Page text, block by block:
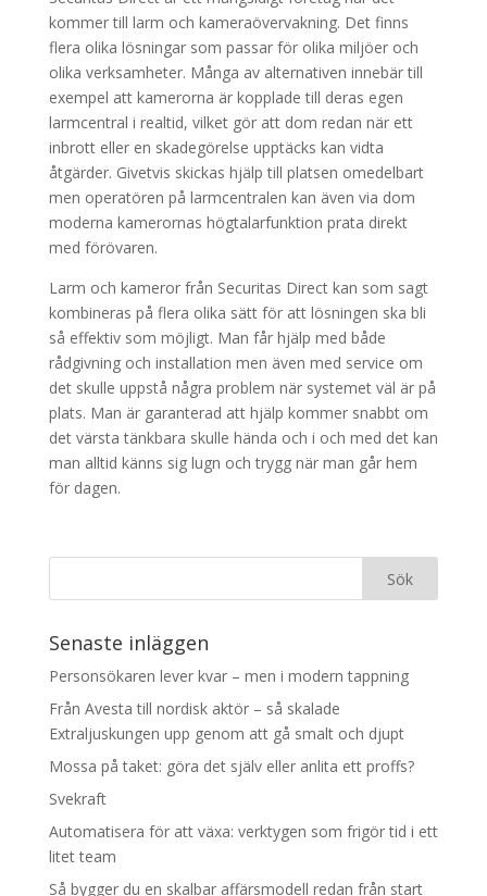
kommer till larm och kameraövervakning. Det finns
flera olika lösningar som passar för olika miljöer och
olika verksamheter. Många av alternativen innebär till
exempel att kamerorna är kopplade till deras egen
larmcentral i realtid, vilket gör att dom redan när ett
inbrott eller en skadegörelse upptäcks kan vidta
åtgärder. Givetvis skickas hjälp till platsen omedelbart
men operatören på larmcentralen kan även via dom
moderna kamerornas högtalarfunktion prata direkt
med förövaren.
Larm och kameror från Securitas Direct kan som sagt
kombineras på flera olika sätt för att lösningen ska bli
så effektiv som möjligt. Man får hjälp med både
rådgivning och installation men även med service om
det skulle uppstå några problem när systemet väl är på
plats. Man är garanterad att hjälp kommer snabbt om
det värsta tänkbara skulle hända och i och med det kan
man alltid känns sig lugn och trygg när man går hem
för dagen.
Senaste inläggen
Personsökaren lever kvar – men i modern tappning
Från Avesta till nordisk aktör – så skalade
Extraljuskungen upp genom att gå smalt och djupt
Mossa på taket: göra det själv eller anlita ett proffs?
Svekraft
Automatisera för att växa: verktygen som frigör tid i ett
litet team
Så bygger du en skalbar affärsmodell redan från start